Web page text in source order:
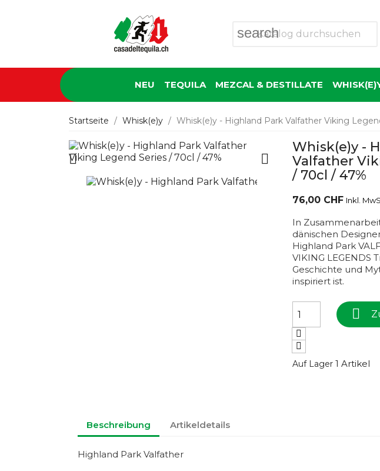
search
NEU TEQUILA MEZCAL & DESTILLATE
Startseite Whisk(e)y Whisk(e)y - Highland Park Valfather Viking
 
Whisk(e)y -
Valfather
/ 70cl / 47%
76,00 CHF Inkl.
In
dänischen
Highland Park
VIKING LEGENDS
Geschichte und
inspiriert ist.

Auf Lager 1 Artikel
Beschreibung Artikeldetails
Highland Park Valfather